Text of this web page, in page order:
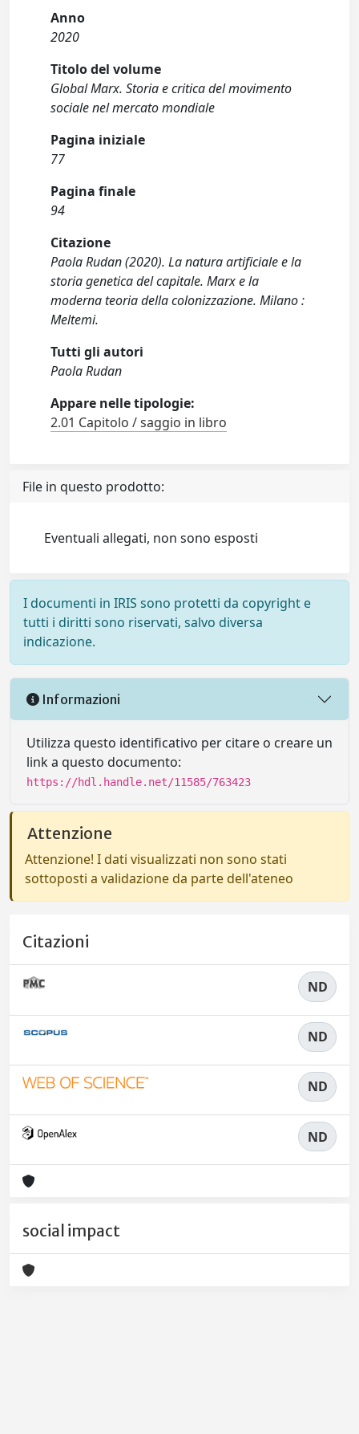
Anno
2020
Titolo del volume
Global Marx. Storia e critica del movimento
sociale nel mercato mondiale
Pagina iniziale
77
Pagina finale
94
Citazione
Paola Rudan (2020). La natura artificiale e la
storia genetica del capitale. Marx e la
moderna teoria della colonizzazione. Milano :
Meltemi.
Tutti gli autori
Paola Rudan
Appare nelle tipologie:
2.01 Capitolo / saggio in libro
File in questo prodotto:
Eventuali allegati, non sono esposti
I documenti in IRIS sono protetti da copyright e
tutti i diritti sono riservati, salvo diversa
indicazione.
Informazioni
Utilizza questo identificativo per citare o creare un
link a questo documento:
https://hdl.handle.net/11585/763423
Attenzione
Attenzione! I dati visualizzati non sono stati
sottoposti a validazione da parte dell'ateneo
Citazioni
ND
ND
ND
ND
social impact